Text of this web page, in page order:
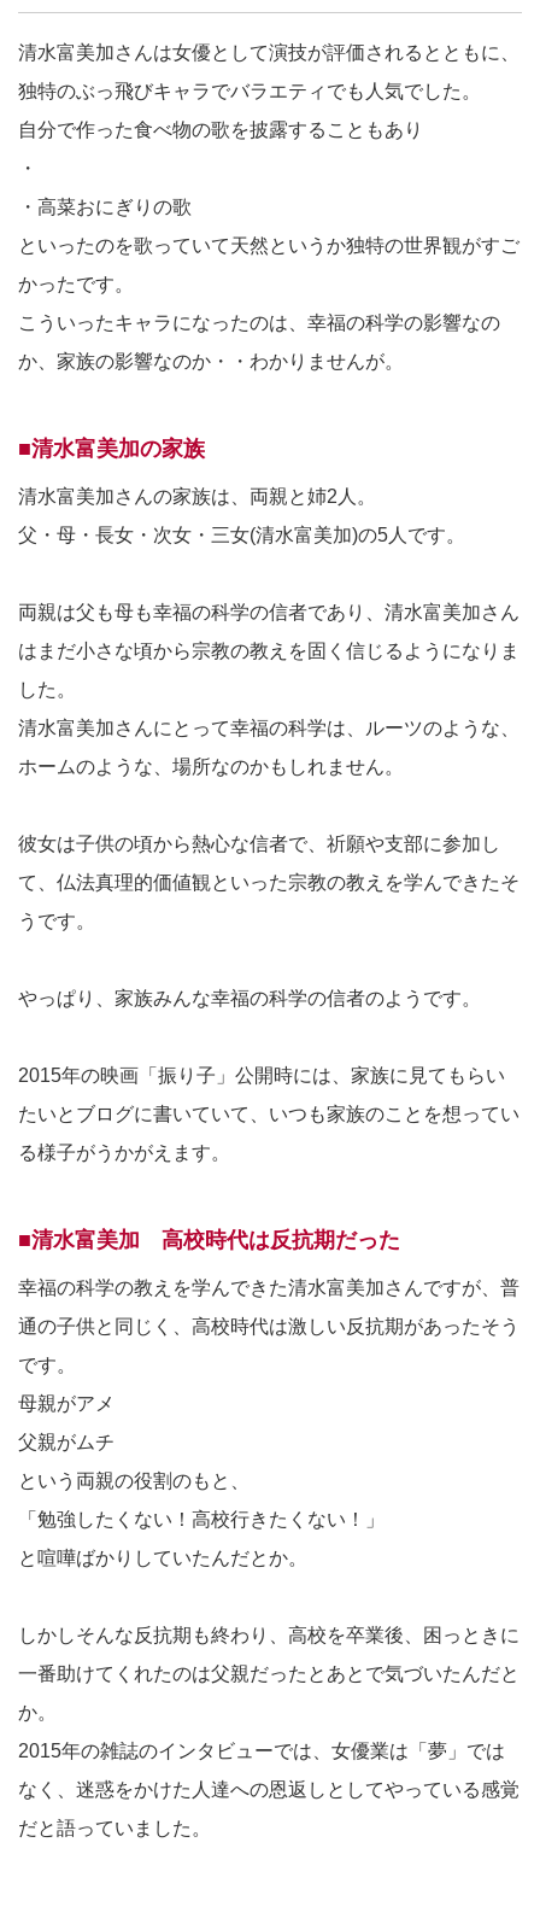
清水富美加さんは女優として演技が評価されるとともに、
独特のぶっ飛びキャラでバラエティでも人気でした。
自分で作った食べ物の歌を披露することもあり
・
・高菜おにぎりの歌
といったのを歌っていて天然というか独特の世界観がすご
かったです。
こういったキャラになったのは、幸福の科学の影響なの
か、家族の影響なのか・・わかりませんが。
■清水富美加の家族
清水富美加さんの家族は、両親と姉2人。
父・母・長女・次女・三女(清水富美加)の5人です。
両親は父も母も幸福の科学の信者であり、清水富美加さん
はまだ小さな頃から宗教の教えを固く信じるようになりま
した。
清水富美加さんにとって幸福の科学は、ルーツのような、
ホームのような、場所なのかもしれません。
彼女は子供の頃から熱心な信者で、祈願や支部に参加し
て、仏法真理的価値観といった宗教の教えを学んできたそ
うです。
やっぱり、家族みんな幸福の科学の信者のようです。
2015年の映画「振り子」公開時には、家族に見てもらい
たいとブログに書いていて、いつも家族のことを想ってい
る様子がうかがえます。
■清水富美加 高校時代は反抗期だった
幸福の科学の教えを学んできた清水富美加さんですが、普
通の子供と同じく、高校時代は激しい反抗期があったそう
です。
母親がアメ
父親がムチ
という両親の役割のもと、
「勉強したくない！高校行きたくない！」
と喧嘩ばかりしていたんだとか。
しかしそんな反抗期も終わり、高校を卒業後、困っときに
一番助けてくれたのは父親だったとあとで気づいたんだと
か。
2015年の雑誌のインタビューでは、女優業は「夢」では
なく、迷惑をかけた人達への恩返しとしてやっている感覚
だと語っていました。